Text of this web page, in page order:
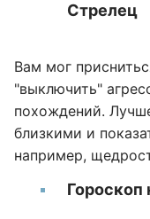
Стрелец
Вам мог
"выключить"
похождений.
близкими и
например,
Гороскоп